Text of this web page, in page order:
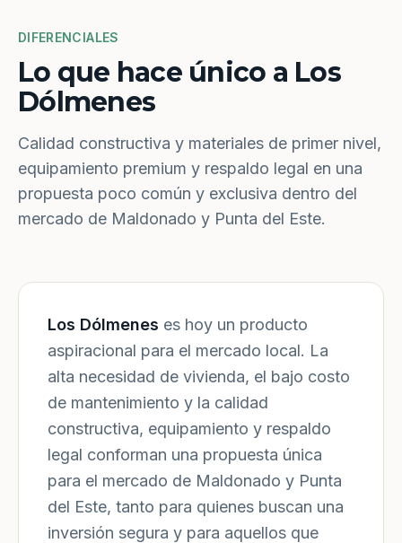
DIFERENCIALES
Lo que hace único a Los
Dólmenes
Calidad constructiva y materiales de primer nivel,
equipamiento premium y respaldo legal en una
propuesta poco común y exclusiva dentro del
mercado de Maldonado y Punta del Este.
Los Dólmenes es hoy un producto
aspiracional para el mercado local. La
alta necesidad de vivienda, el bajo costo
de mantenimiento y la calidad
constructiva, equipamiento y respaldo
legal conforman una propuesta única
para el mercado de Maldonado y Punta
del Este, tanto para quienes buscan una
inversión segura y para aquellos que